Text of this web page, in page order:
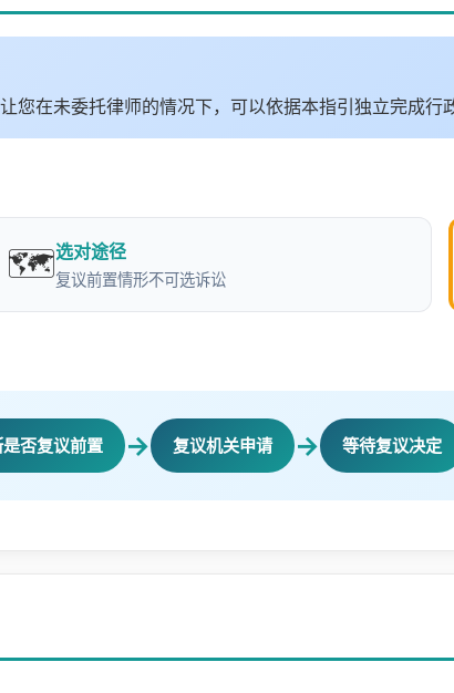
您在未委托律师的情况下，可以依据本指引独立完成
🗺️选对途径
复议前置情形不可选诉讼
否复议前置 → 复议机关申请 → 等待复议决定